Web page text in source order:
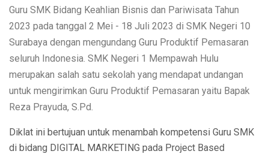
Guru SMK Bidang Keahlian Bisnis dan Pariwisata Tahun
2023 pada tanggal 2 Mei - 18 Juli 2023 di SMK Negeri 10
Surabaya dengan mengundang Guru Produktif Pemasaran
seluruh Indonesia. SMK Negeri 1 Mempawah Hulu
merupakan salah satu sekolah yang mendapat undangan
untuk mengirimkan Guru Produktif Pemasaran yaitu Bapak
Reza Prayuda, S.Pd.
Diklat ini bertujuan untuk menambah kompetensi Guru SMK
di bidang DIGITAL MARKETING pada Project Based